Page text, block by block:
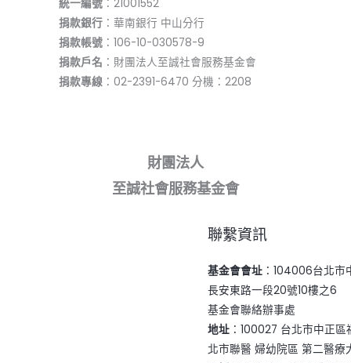
統一編號 ：21001552
捐款銀行 ：華南銀行 中山分行
捐款帳號 ：106-10-030578-9
捐款戶名 ：財團法人至誠社會服務基金會
捐款專線 ：02-2391-6470 分機：2208
財團法人
至誠社會服務基金會
聯繫資訊
基金會會址 ：104006台北市
長安東路一段20號10樓之6
基金會聯絡辦事處
地址 ：100027 台北市中正區
北市聯醫 婦幼院區 第二醫療